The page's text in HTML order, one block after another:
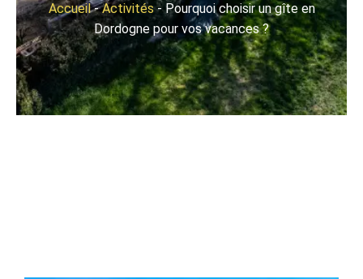
Accueil-Activités-Pourquoi choisir un gîte en
Dordogne pour vos vacances ?